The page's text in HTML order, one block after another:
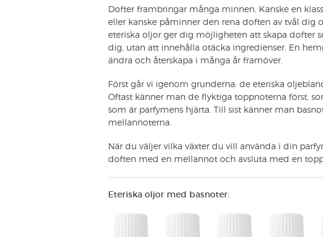
Dofter frambringar många minnen. Kanske en
eller kanske påminner den rena doften av tvål dig
eteriska oljor ger dig möjligheten att skapa dofter
dig, utan att innehålla otäcka ingredienser. En
ändra och återskapa i många år framöver.
Först går vi igenom grunderna: de eteriska
Oftast känner man de flyktiga toppnoterna först,
som är parfymens hjärta. Till sist känner man
mellannoterna.
När du väljer vilka växter du vill använda i din
doften med en mellannot och avsluta med en
Eteriska oljor med basnoter: